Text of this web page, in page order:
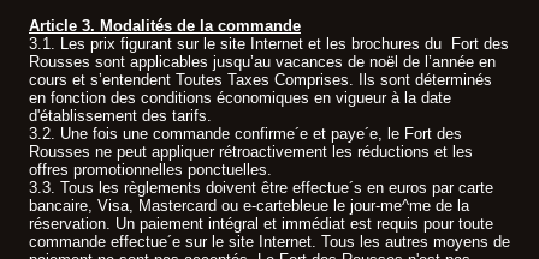
Article 3. Modalités de la commande
3.1. Les prix figurant sur le site Internet et les brochures du Fort des
Rousses sont applicables jusqu’au vacances de noël de l’année en
cours et s’entendent Toutes Taxes Comprises. Ils sont déterminés
en fonction des conditions économiques en vigueur à la date
d'établissement des tarifs.
3.2. Une fois une commande confirme´e et paye´e, le Fort des
Rousses ne peut appliquer rétroactivement les réductions et les
offres promotionnelles ponctuelles.
3.3. Tous les règlements doivent être effectue´s en euros par carte
bancaire, Visa, Mastercard ou e-cartebleue le jour-me^me de la
réservation. Un paiement intégral et immédiat est requis pour toute
commande effectue´e sur le site Internet. Tous les autres moyens de